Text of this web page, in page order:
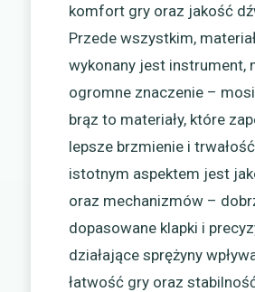
komfort gry oraz jakość
Przede wszystkim,
wykonany jest instrument,
ogromne znaczenie –
brąz to materiały, które
lepsze brzmienie i
istotnym aspektem jest
oraz mechanizmów –
dopasowane klapki i
działające sprężyny
łatwość gry oraz